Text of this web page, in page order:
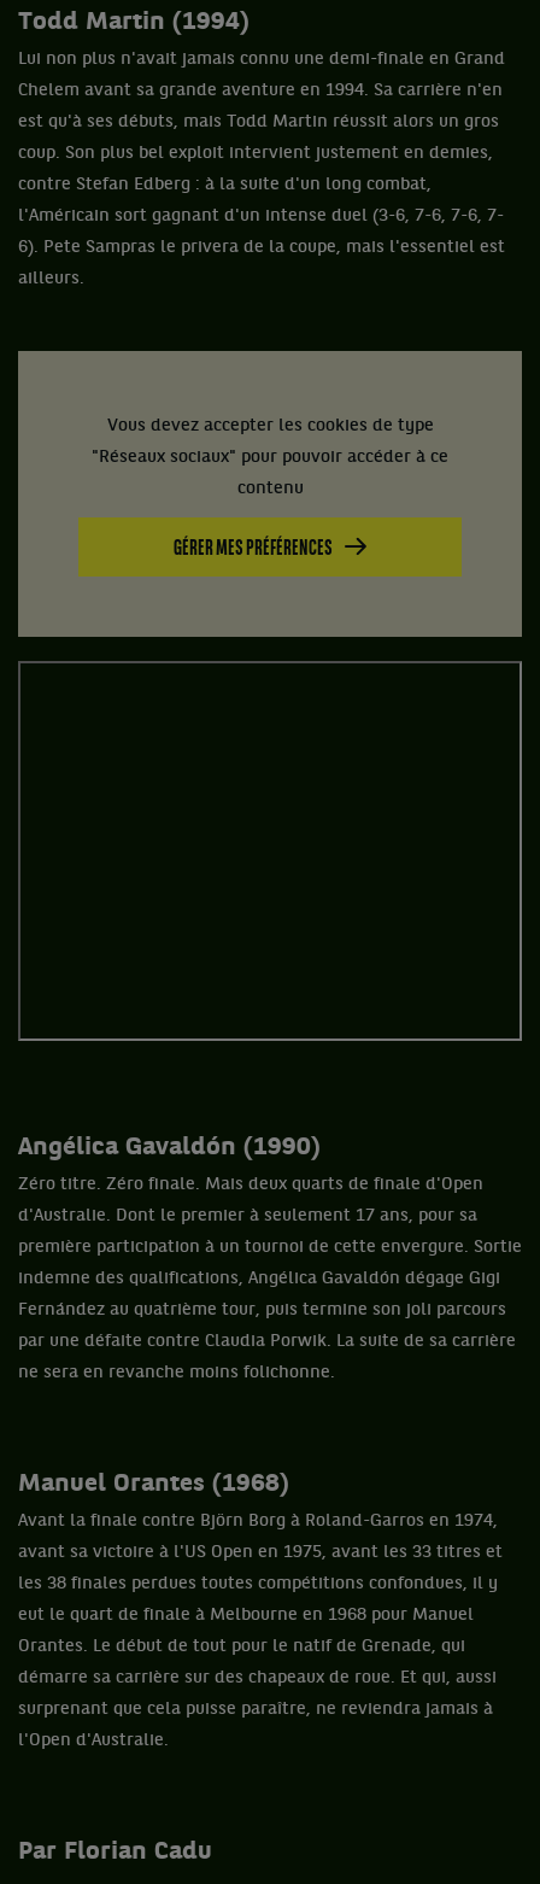
Todd Martin (1994)
Lui non plus n'avait jamais connu une demi-finale en Grand
Chelem avant sa grande aventure en 1994. Sa carrière n'en
est qu'à ses débuts, mais Todd Martin réussit alors un gros
coup. Son plus bel exploit intervient justement en demies,
contre Stefan Edberg : à la suite d'un long combat,
l'Américain sort gagnant d'un intense duel (3-6, 7-6, 7-6, 7-
6). Pete Sampras le privera de la coupe, mais l'essentiel est
ailleurs.
Vous devez accepter les cookies de type
"Réseaux sociaux" pour pouvoir accéder à ce
contenu
GÉRER MES PRÉFÉRENCES
Angélica Gavaldón (1990)
Zéro titre. Zéro finale. Mais deux quarts de finale d'Open
d'Australie. Dont le premier à seulement 17 ans, pour sa
première participation à un tournoi de cette envergure. Sortie
indemne des qualifications, Angélica Gavaldón dégage Gigi
Fernández au quatrième tour, puis termine son joli parcours
par une défaite contre Claudia Porwik. La suite de sa carrière
ne sera en revanche moins folichonne.
Manuel Orantes (1968)
Avant la finale contre Björn Borg à Roland-Garros en 1974,
avant sa victoire à l'US Open en 1975, avant les 33 titres et
les 38 finales perdues toutes compétitions confondues, il y
eut le quart de finale à Melbourne en 1968 pour Manuel
Orantes. Le début de tout pour le natif de Grenade, qui
démarre sa carrière sur des chapeaux de roue. Et qui, aussi
surprenant que cela puisse paraître, ne reviendra jamais à
l'Open d'Australie.
Par Florian Cadu